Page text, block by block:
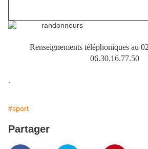
Renseignements téléphoniques au
06.30.16.77.50
#sport
Partager